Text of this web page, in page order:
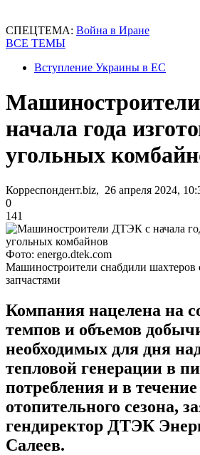
СПЕЦТЕМА: Война в Иране
ВСЕ ТЕМЫ
Вступление Украины в ЕС
начала года
угольных
Корреспондент.biz, 26 апреля 2024,
0
141
Фото: energo.dtek.com
Машиностроители снабдили шахтеров
запчастями
Компания нацелена на
темпов и объемов
необходимых для дня
тепловой генерации в
потребления и в течение
отопительного сезона,
гендиректор ДТЭК
Салеев.